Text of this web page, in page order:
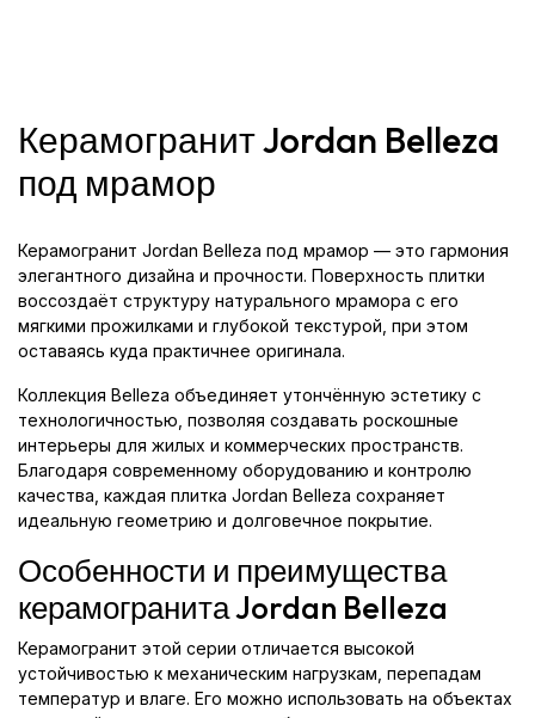
Керамогранит Jordan Belleza
под мрамор
Керамогранит Jordan Belleza под мрамор — это гармония
элегантного дизайна и прочности. Поверхность плитки
воссоздаёт структуру натурального мрамора с его
мягкими прожилками и глубокой текстурой, при этом
оставаясь куда практичнее оригинала.
Коллекция Belleza объединяет утончённую эстетику с
технологичностью, позволяя создавать роскошные
интерьеры для жилых и коммерческих пространств.
Благодаря современному оборудованию и контролю
качества, каждая плитка Jordan Belleza сохраняет
идеальную геометрию и долговечное покрытие.
Особенности и преимущества
керамогранита Jordan Belleza
Керамогранит этой серии отличается высокой
устойчивостью к механическим нагрузкам, перепадам
температур и влаге. Его можно использовать на объектах